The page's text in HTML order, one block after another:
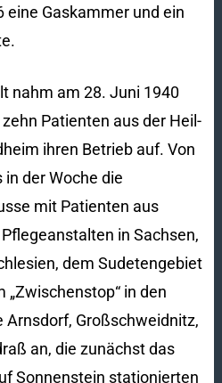
eine Gaskammer und ein
nahm am 28. Juni 1940
Patienten aus der Heil-
ihren Betrieb auf. Von
der Woche die
mit Patienten aus
in Sachsen,
dem Sudetengebiet
„Zwischenstop“ in den
Großschweidnitz,
an, die zunächst das
Sonnenstein stationierten